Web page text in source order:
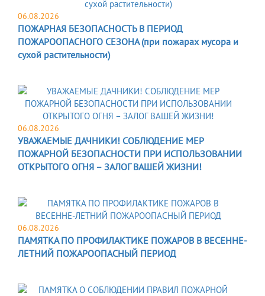
06.08.2026
ПОЖАРНАЯ БЕЗОПАСНОСТЬ В ПЕРИОД
ПОЖАРООПАСНОГО СЕЗОНА (при пожарах мусора и
сухой растительности)
06.08.2026
УВАЖАЕМЫЕ ДАЧНИКИ! СОБЛЮДЕНИЕ МЕР
ПОЖАРНОЙ БЕЗОПАСНОСТИ ПРИ ИСПОЛЬЗОВАНИИ
ОТКРЫТОГО ОГНЯ – ЗАЛОГ ВАШЕЙ ЖИЗНИ!
06.08.2026
ПАМЯТКА ПО ПРОФИЛАКТИКЕ ПОЖАРОВ В ВЕСЕННЕ-
ЛЕТНИЙ ПОЖАРООПАСНЫЙ ПЕРИОД